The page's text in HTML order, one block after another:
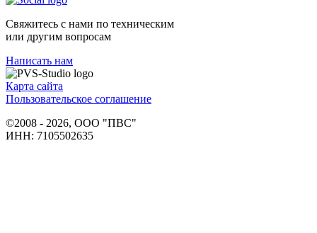
Свяжитесь с нами по техническим
или другим вопросам
Написать нам
Карта сайта
Пользовательское соглашение
©2008 - 2026, ООО "ПВС"
ИНН: 7105502635